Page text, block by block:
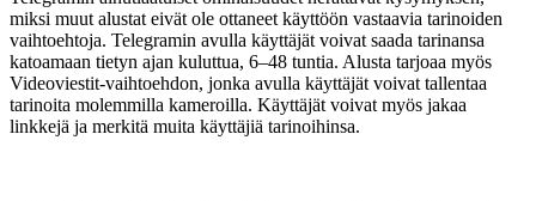
miksi muut alustat eivät ole ottaneet käyttöön vastaavia tarinoiden
vaihtoehtoja. Telegramin avulla käyttäjät voivat saada tarinansa
katoamaan tietyn ajan kuluttua, 6–48 tuntia. Alusta tarjoaa myös
Videoviestit-vaihtoehdon, jonka avulla käyttäjät voivat tallentaa
tarinoita molemmilla kameroilla. Käyttäjät voivat myös jakaa
linkkejä ja merkitä muita käyttäjiä tarinoihinsa.